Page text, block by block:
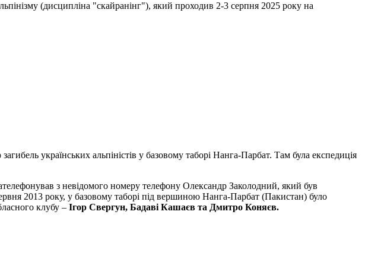
(дисципліна "скайранінг"), який проходив 2-3 серпня 2025 року на
українських альпіністів у базовому таборі Нанга-Парбат. Там була експедиція
з невідомого номеру телефону Олександр Заколодний, який був
2013 року, у базовому таборі під вершиною Нанга-Парбат (Пакистан) було
клубу – Ігор Свергун, Бадаві Кашаєв та Дмитро Коняєв.